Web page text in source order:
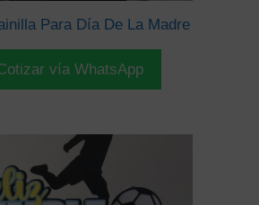
Para Día De La Madre
vía WhatsApp